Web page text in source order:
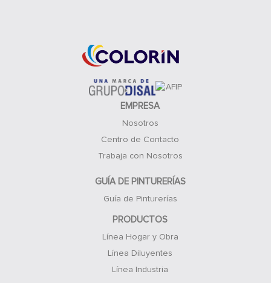
EMPRESA
Nosotros
Centro de Contacto
Trabaja con Nosotros
GUÍA DE PINTURERÍAS
Guía de Pinturerías
PRODUCTOS
Línea Hogar y Obra
Línea Diluyentes
Línea Industria